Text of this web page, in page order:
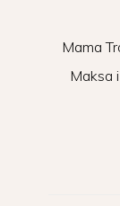
Mama
Maksa